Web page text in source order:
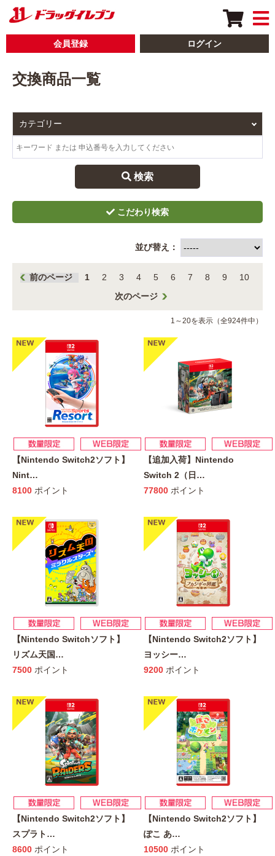
会員登録 ログイン
交換商品一覧
 検索
並び替え：
前のページ 1 2 3 4 5 6 7 8 9
10
次のページ
1～20を表示（全924件中）
【Nintendo Switch2ソフト】
Nint…
8100 ポイント
【追加入荷】Nintendo
Switch 2（日 …
77800 ポイント
【Nintendo Switchソフト】
リズム天国…
7500 ポイント
【Nintendo Switch2ソフト】
ヨッシー…
9200 ポイント
【Nintendo Switch2ソフト】
スプラト…
8600 ポイント
【Nintendo Switch2ソフト】
ぽこ あ…
10500 ポイント